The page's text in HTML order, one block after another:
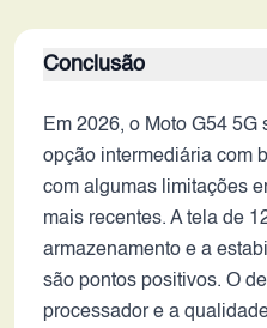
Conclusão
Em 2026, o Moto G54
opção intermediária com
com algumas limitações
mais recentes. A tela de
armazenamento e a
são pontos positivos. O
processador e a